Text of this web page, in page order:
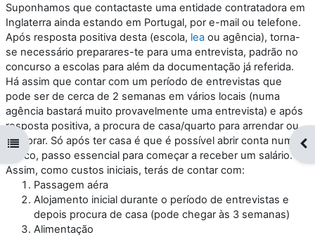
Abrir índice da disciplina
Suponhamos que contactaste uma entidade contratadora em
Inglaterra ainda estando em Portugal, por e-mail ou telefone.
Após resposta positiva desta (escola, lea ou agência), torna-
se necessário preparares-te para uma entrevista, padrão no
concurso a escolas para além da documentação já referida.
Há assim que contar com um período de entrevistas que
pode ser de cerca de 2 semanas em vários locais (numa
agência bastará muito provavelmente uma entrevista) e após
resposta positiva, a procura de casa/quarto para arrendar ou
comprar. Só após ter casa é que é possível abrir conta num
banco, passo essencial para começar a receber um salário.
Assim, como custos iniciais, terás de contar com:
Passagem aéra
Alojamento inicial durante o período de entrevistas e
depois procura de casa (pode chegar às 3 semanas)
Alimentação